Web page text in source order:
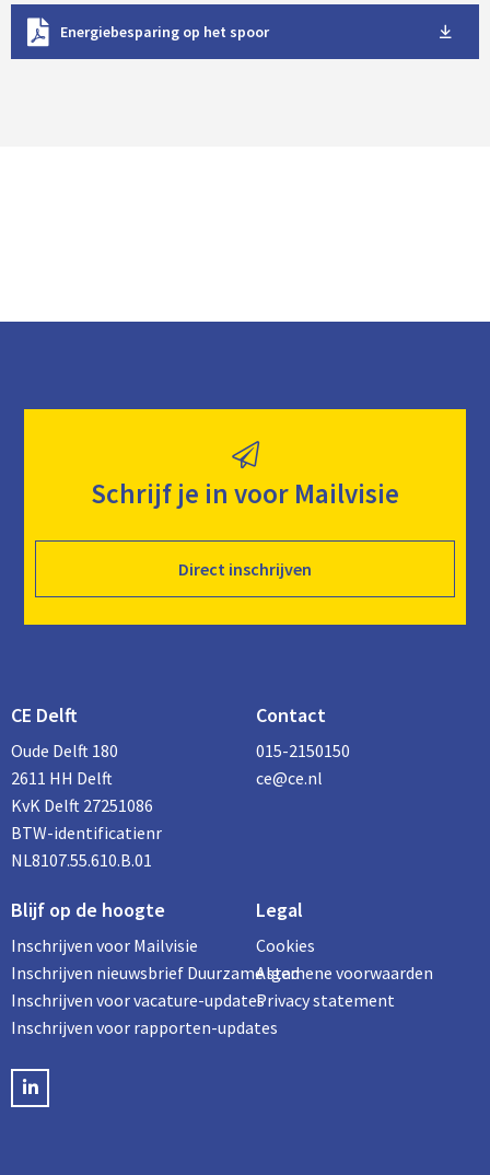
Energiebesparing op het spoor
w
Schrijf je in voor Mailvisie
Direct inschrijven
CE Delft
Oude Delft 180
2611 HH Delft
KvK Delft 27251086
BTW-identificatienr
NL8107.55.610.B.01
Contact
015-2150150
ce@ce.nl
Blijf op de hoogte
Inschrijven voor Mailvisie
Inschrijven nieuwsbrief Duurzame stad
Inschrijven voor vacature-updates
Inschrijven voor rapporten-updates
LinkedIN
Legal
Cookies
Algemene voorwaarden
Privacy statement